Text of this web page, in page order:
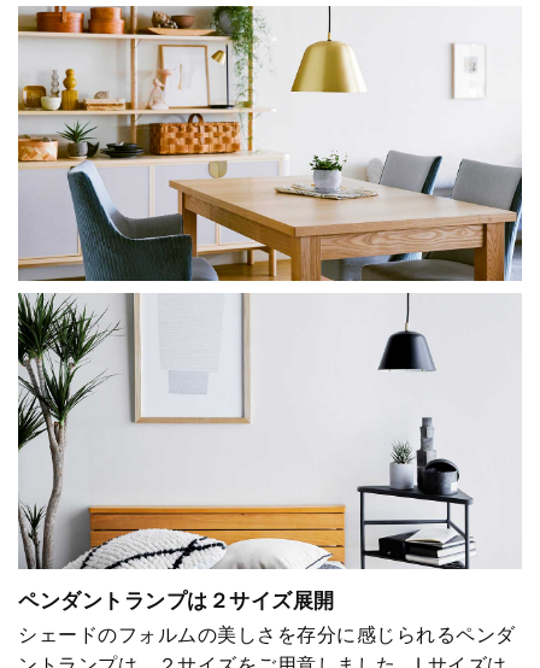
ペンダントランプは２サイズ展開
シェードのフォルムの美しさを存分に感じられるペンダ